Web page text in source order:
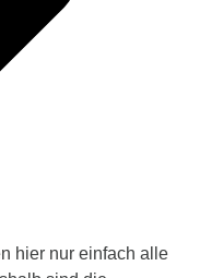
hier nur einfach alle